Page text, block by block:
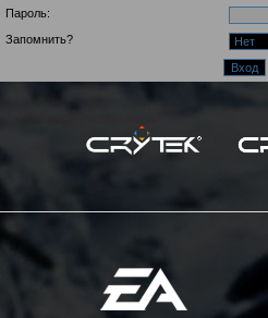
Пароль:
Запомнить?